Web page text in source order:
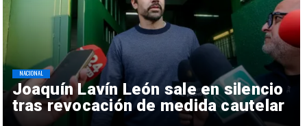
Joaquín Lavín León sale en silencio
tras revocación de medida cautelar
NACIONAL